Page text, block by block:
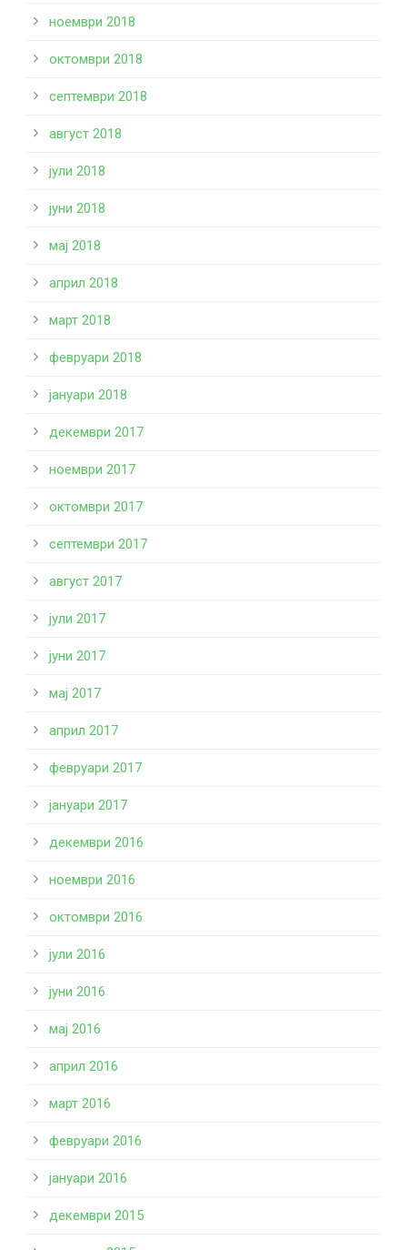
ноември 2018
октомври 2018
септември 2018
август 2018
јули 2018
јуни 2018
мај 2018
април 2018
март 2018
февруари 2018
јануари 2018
декември 2017
ноември 2017
октомври 2017
септември 2017
август 2017
јули 2017
јуни 2017
мај 2017
април 2017
февруари 2017
јануари 2017
декември 2016
ноември 2016
октомври 2016
јули 2016
јуни 2016
мај 2016
април 2016
март 2016
февруари 2016
јануари 2016
декември 2015